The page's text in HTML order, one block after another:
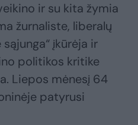
ir su kita žymia
žurnaliste, liberalų
įkūrėja ir
politikos kritike
Liepos mėnesį 64
patyrusi